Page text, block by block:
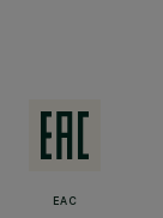
EAC